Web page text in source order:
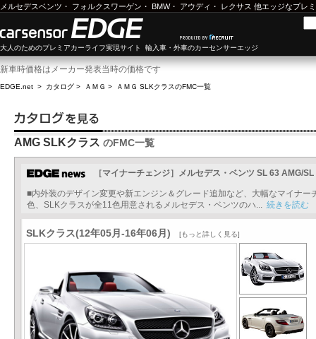
メルセデスベンツ ・ フォルクスワーゲン ・ BMW・ アウディ ・ レクサス 他エッジなプレ
大人のためのプレミアカーライフ実現サイト 輸入車・外車のカーセンサーエッジ
新車時価格はメーカー発表当時の価格です
EDGE.net > カタログ > ＡＭＧ > ＡＭＧ SLKクラスのFMC一覧
AMG SLKクラス のFMC一覧
［マイナーチェンジ］メルセデス・ベンツ SL 63 AMG/
■内外装のデザイン変更や新エンジン＆グレード追加など、大幅なマイナ
色、SLKクラスが全11色用意されるメルセデス・ベンツのハ... 続きを読む
SLKクラス(12年05月-16年06月) [もっと詳しく見る]